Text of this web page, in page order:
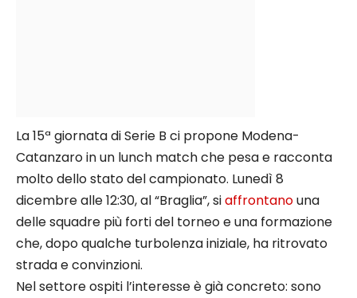
La 15ª giornata di Serie B ci propone Modena-
Catanzaro in un lunch match che pesa e racconta
molto dello stato del campionato. Lunedì 8
dicembre alle 12:30, al “Braglia”, siaffrontanouna
delle squadre più forti del torneo e una formazione
che, dopo qualche turbolenza iniziale, ha ritrovato
strada e convinzioni.
Nel settore ospiti l’interesse è già concreto: sono